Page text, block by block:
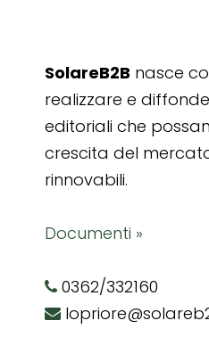
SolareB2B nasce
realizzare e
editoriali che
crescita del
rinnovabili.
Documenti »
0362/332160